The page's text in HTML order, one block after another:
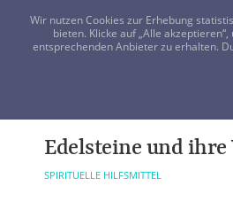
Edelsteine und
SPIRITUELLE HILFSMITTEL
Wir nutzen Cookies zur Erhebung
bieten. Klicke auf „Alle
entsprechenden Anbieter zu erhalten.